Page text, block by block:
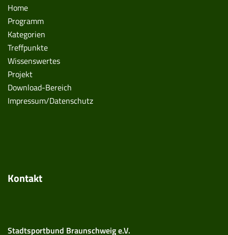
Home
Programm
Kategorien
Treffpunkte
Wissenswertes
Projekt
Download-Bereich
Impressum/Datenschutz
Kontakt
Stadtsportbund Braunschweig e.V.